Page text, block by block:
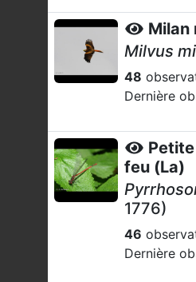
Milan
Milvus
48
Dernière
feu (La)
1776)
46
Dernière